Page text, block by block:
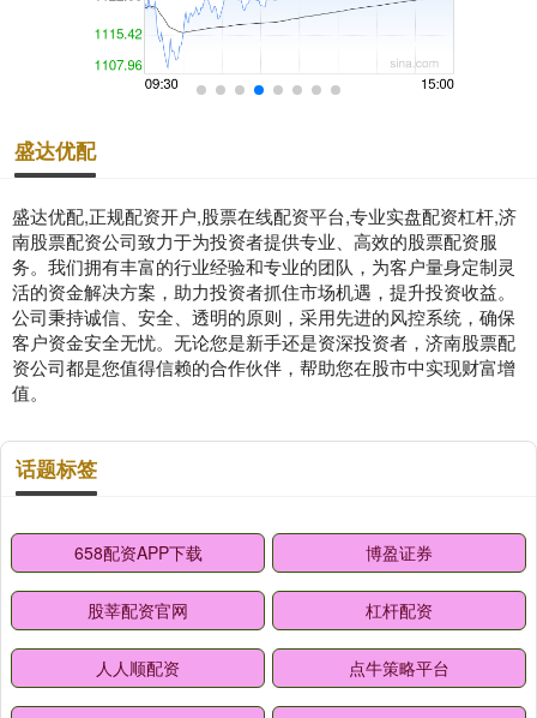
盛达优配
盛达优配,正规配资开户,股票在线配资平台,专业实盘配资杠杆,济
南股票配资公司致力于为投资者提供专业、高效的股票配资服
务。我们拥有丰富的行业经验和专业的团队，为客户量身定制灵
活的资金解决方案，助力投资者抓住市场机遇，提升投资收益。
公司秉持诚信、安全、透明的原则，采用先进的风控系统，确保
客户资金安全无忧。无论您是新手还是资深投资者，济南股票配
资公司都是您值得信赖的合作伙伴，帮助您在股市中实现财富增
值。
话题标签
658配资APP下载 博盈证券
股莘配资官网 杠杆配资
人人顺配资 点牛策略平台